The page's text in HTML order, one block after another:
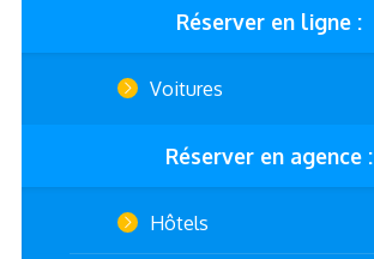
Réserver en ligne :
Voitures
Réserver en agence :
Hôtels